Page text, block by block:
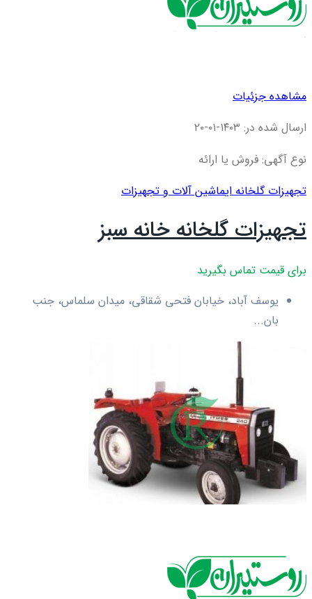
مشاهده جزئیات
ارسال شده در: ۱۴۰۳-۰۱-۲۰
نوع آگهی: فروش یا ارائه
تجهیزات گلخانه ایماشین آلات و تجهیزات
تجهیزات گلخانه خانه سبز
برای قیمت تماس بگیرید
یوسف آباد، خیابان فتحی شقاقی، میدان سلماس، جنب
بان...